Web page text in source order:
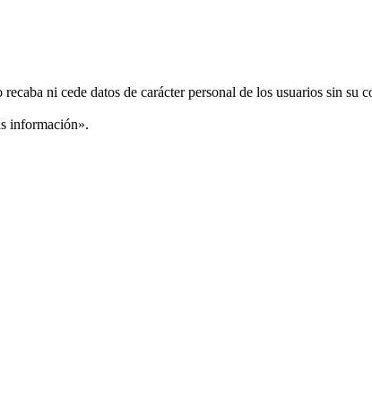
ni cede datos de carácter personal de los usuarios sin su
información».